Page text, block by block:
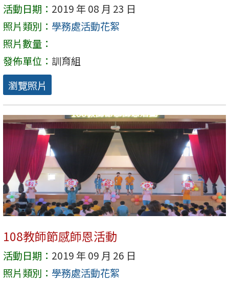
活動日期： 2019 年 08 月 23 日
照片類別： 學務處活動花絮
照片數量：
發佈單位： 訓育組
瀏覽照片
108教師節感師恩活動
活動日期： 2019 年 09 月 26 日
照片類別： 學務處活動花絮